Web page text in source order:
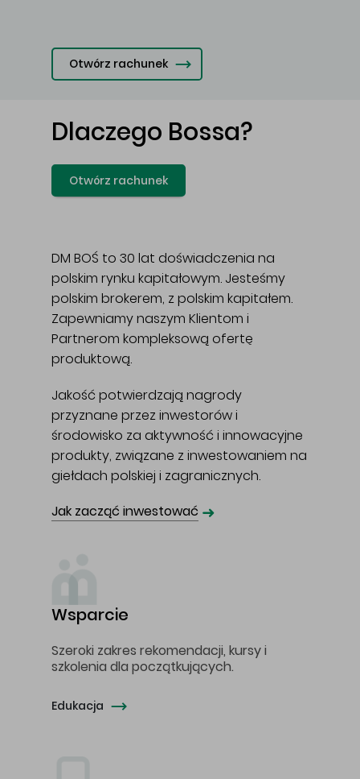
Otwórz rachunek
Dlaczego Bossa?
Otwórz rachunek
DM BOŚ to 30 lat doświadczenia na
polskim rynku kapitałowym. Jesteśmy
polskim brokerem, z polskim kapitałem.
Zapewniamy naszym Klientom i
Partnerom kompleksową ofertę
produktową.
Jakość potwierdzają nagrody
przyznane przez inwestorów i
środowisko za aktywność i innowacyjne
produkty, związane z inwestowaniem na
giełdach polskiej i zagranicznych.
Jak zacząć inwestować ➜
Wsparcie
Szeroki zakres rekomendacji, kursy i
szkolenia dla początkujących.
Edukacja